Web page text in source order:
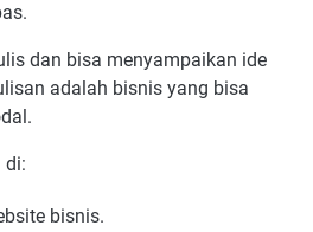
dan bisa menyampaikan ide
adalah bisnis yang bisa
di:
bisnis.